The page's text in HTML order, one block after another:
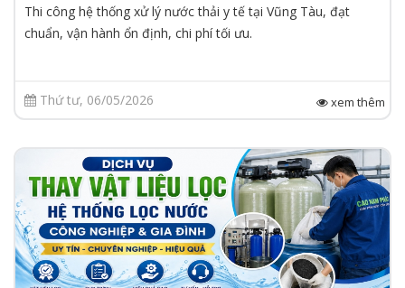
Thi công hệ thống xử lý nước thải y tế tại Vũng Tàu, đạt
chuẩn, vận hành ổn định, chi phí tối ưu.
Thứ tư, 06/05/2026 xem thêm